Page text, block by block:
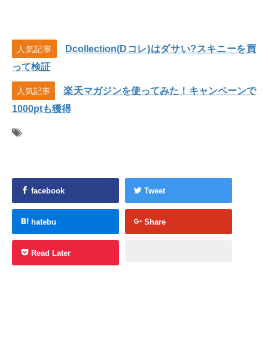
人気記事
Dcollection(Dコレ)はダサい?スキニーを買
って検証
人気記事
楽天マガジンを使ってみた！キャンペーンで
1000ptも獲得
facebook Tweet
hatebu Share
Read Later